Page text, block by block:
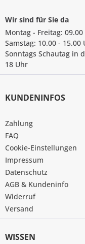
Wir sind für Sie da
Montag - Freitag:
Samstag: 10.00 - 15.00
Sonntags Schautag in
18 Uhr
KUNDENINFOS
Zahlung
FAQ
Cookie-Einstellungen
Impressum
Datenschutz
AGB & Kundeninfo
Widerruf
Versand
WISSEN